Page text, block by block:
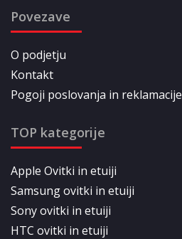
Povezave
O podjetju
Kontakt
Pogoji poslovanja in reklamacije
TOP kategorije
Apple Ovitki in etuiji
Samsung ovitki in etuiji
Sony ovitki in etuiji
HTC ovitki in etuiji